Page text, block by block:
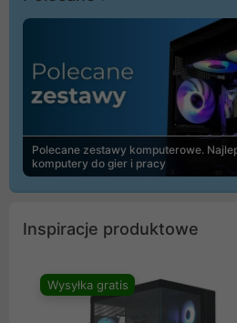
Polecane zestawy komputerowe.
komputery do gier i pracy
Inspiracje produktowe
Wysyłka gratis